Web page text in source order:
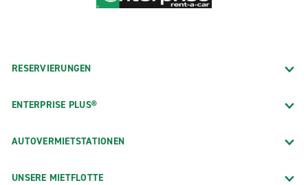
RESERVIERUNGEN
ENTERPRISE PLUS®
AUTOVERMIETSTATIONEN
UNSERE MIETFLOTTE